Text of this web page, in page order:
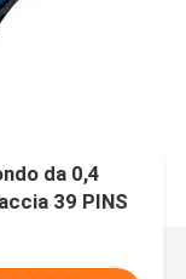
da 0,4
39 PINS